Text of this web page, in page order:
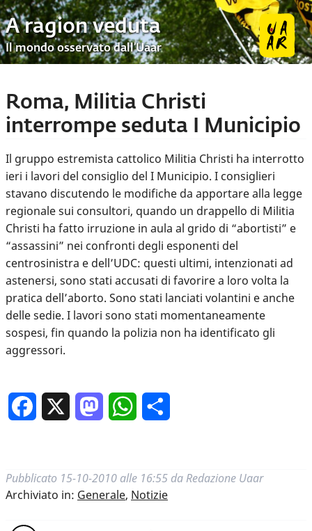
A ragion veduta
Il mondo osservato dall’Uaar
Roma, Militia Christi
interrompe seduta I Municipio
Il gruppo estremista cattolico Militia Christi ha interrotto
ieri i lavori del consiglio del I Municipio. I consiglieri
stavano discutendo le modifiche da apportare alla legge
regionale sui consultori, quando un drappello di Militia
Christi ha fatto irruzione in aula al grido di “abortisti” e
“assassini” nei confronti degli esponenti del
centrosinistra e dell’UDC: questi ultimi, intenzionati ad
astenersi, sono stati accusati di favorire a loro volta la
pratica dell’aborto. Sono stati lanciati volantini e anche
delle sedie. I lavori sono stati momentaneamente
sospesi, fin quando la polizia non ha identificato gli
aggressori.
Facebook MastodonWhatsApp
Pubblicato 15-10-2010 alle 16:55 da Redazione Uaar
Archiviato in: Generale, Notizie